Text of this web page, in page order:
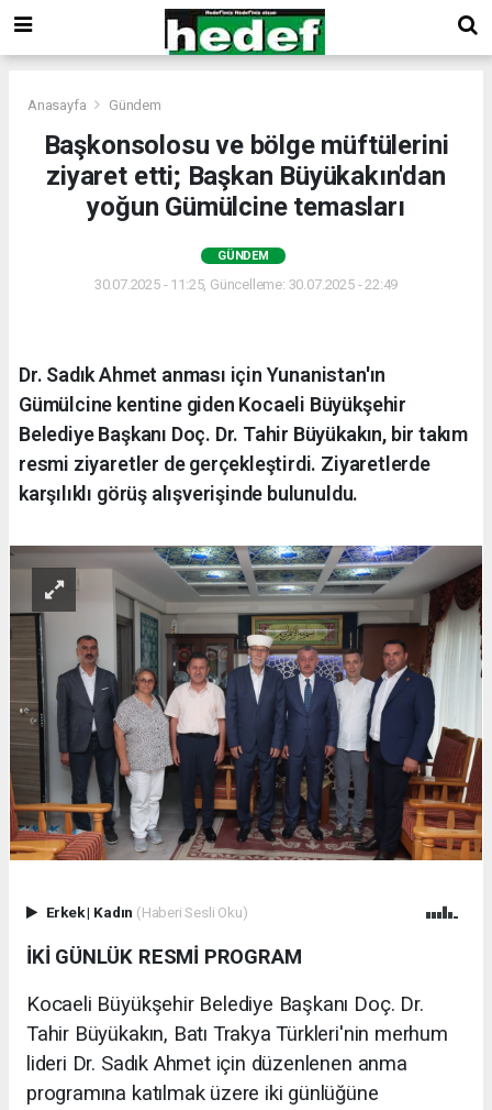
Anasayfa Gündem
Başkonsolosu ve bölge müftülerini
ziyaret etti; Başkan Büyükakın'dan
yoğun Gümülcine temasları
GÜNDEM
30.07.2025 - 11:25, Güncelleme: 30.07.2025 - 22:49
Dr. Sadık Ahmet anması için Yunanistan'ın
Gümülcine kentine giden Kocaeli Büyükşehir
Belediye Başkanı Doç. Dr. Tahir Büyükakın, bir takım
resmi ziyaretler de gerçekleştirdi. Ziyaretlerde
karşılıklı görüş alışverişinde bulunuldu.
Erkek| Kadın (Haberi Sesli Oku)
İKİ GÜNLÜK RESMİ PROGRAM
Kocaeli Büyükşehir Belediye Başkanı Doç. Dr.
Tahir Büyükakın, Batı Trakya Türkleri'nin merhum
lideri Dr. Sadık Ahmet için düzenlenen anma
programına katılmak üzere iki günlüğüne